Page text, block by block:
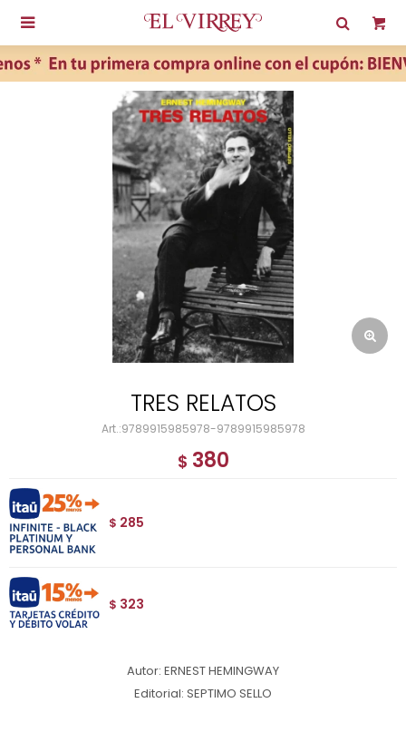

TRES RELATOS
9789915985978-9789915985978
$ 380
$ 285
$ 323
Autor: ERNEST HEMINGWAY
Editorial: SEPTIMO SELLO